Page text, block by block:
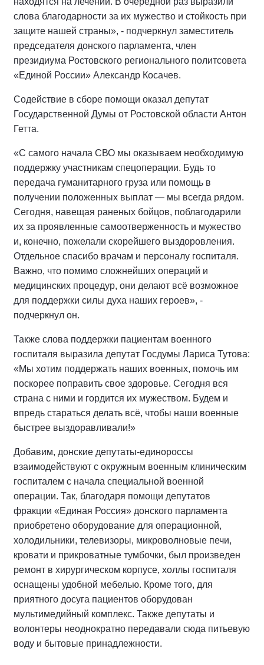
слова благодарности за их мужество и стойкость при
защите нашей страны», - подчеркнул заместитель
председателя донского парламента, член
президиума Ростовского регионального политсовета
«Единой России» Александр Косачев.
Содействие в сборе помощи оказал депутат
Государственной Думы от Ростовской области Антон
Гетта.
«С самого начала СВО мы оказываем необходимую
поддержку участникам спецоперации. Будь то
передача гуманитарного груза или помощь в
получении положенных выплат — мы всегда рядом.
Сегодня, навещая раненых бойцов, поблагодарили
их за проявленные самоотверженность и мужество
и, конечно, пожелали скорейшего выздоровления.
Отдельное спасибо врачам и персоналу госпиталя.
Важно, что помимо сложнейших операций и
медицинских процедур, они делают всё возможное
для поддержки силы духа наших героев», -
подчеркнул он.
Также слова поддержки пациентам военного
госпиталя выразила депутат Госдумы Лариса Тутова:
«Мы хотим поддержать наших военных, помочь им
поскорее поправить свое здоровье. Сегодня вся
страна с ними и гордится их мужеством. Будем и
впредь стараться делать всё, чтобы наши военные
быстрее выздоравливали!»
Добавим, донские депутаты-единороссы
взаимодействуют с окружным военным клиническим
госпиталем с начала специальной военной
операции. Так, благодаря помощи депутатов
фракции «Единая Россия» донского парламента
приобретено оборудование для операционной,
холодильники, телевизоры, микроволновые печи,
кровати и прикроватные тумбочки, был произведен
ремонт в хирургическом корпусе, холлы госпиталя
оснащены удобной мебелью. Кроме того, для
приятного досуга пациентов оборудован
мультимедийный комплекс. Также депутаты и
волонтеры неоднократно передавали сюда питьевую
воду и бытовые принадлежности.